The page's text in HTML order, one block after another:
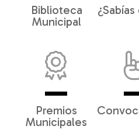
Biblioteca
Municipal
Premios
Municipales